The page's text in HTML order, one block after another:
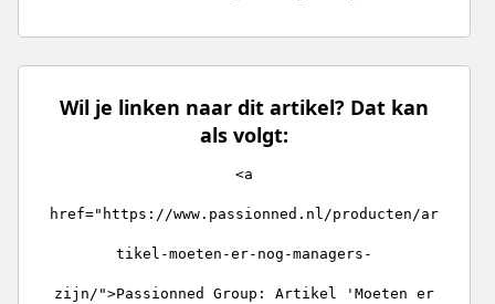
Wil je linken naar dit artikel? Dat kan
als volgt:
<a
href="https://www.passionned.nl/producten/ar
tikel-moeten-er-nog-managers-
zijn/">Passionned Group: Artikel 'Moeten er